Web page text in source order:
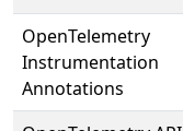
OpenTelemetry
Instrumentation
Annotations